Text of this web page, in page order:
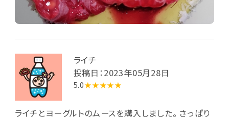
ライチ
投稿日：2023年05月28日
5.0★★★★★
ライチとヨーグルトのムースを購入しました。 さっぱり